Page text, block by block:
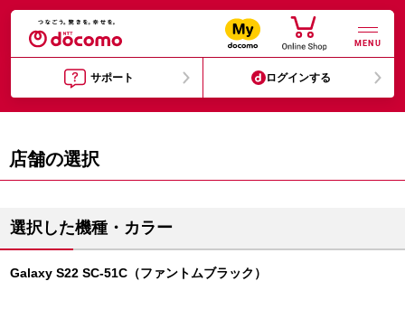
MENU
サポート ログインする
店舗の選択
選択した機種・カラー
Galaxy S22 SC-51C（ファントムブラック）